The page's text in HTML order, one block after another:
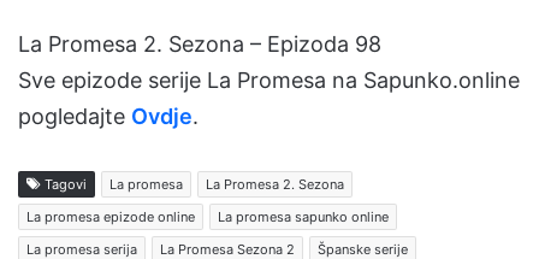
La Promesa 2. Sezona – Epizoda 98
Sve epizode serije La Promesa na Sapunko.online
pogledajte Ovdje.
Tagovi La promesa
La Promesa 2. Sezona
La promesa epizode online
La promesa sapunko online
La promesa serija
La Promesa Sezona 2
Španske serije